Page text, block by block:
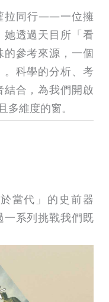
拉同行——一位擁
透過天目所「看
的參考來源，一個
科學的分析、考
合，為我們開啟
維度的窗。
當代」的史前器
系列挑戰我們既